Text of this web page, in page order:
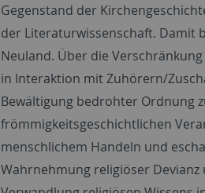
Gegenstand der
der Literaturwissenschaft. Damit
Neuland. Über die
in Interaktion mit Zuhörern/
Bewältigung bedrohter Ordnung
frömmigkeitsgeschichtlichen
menschlichem Handeln und
Wahrnehmung religiöser